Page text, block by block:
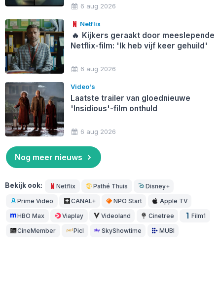
6 aug 2026
Netflix
🔥 Kijkers geraakt door meeslepende
Netflix-film: 'Ik heb vijf keer gehuild'
6 aug 2026
Video's
Laatste trailer van gloednieuwe
'Insidious'-film onthuld
6 aug 2026
Nog meer nieuws
Bekijk ook: Netflix Pathé Thuis Disney+
Prime Video CANAL+ NPO Start Apple TV
HBO Max Viaplay Videoland Cinetree Film1
CineMember Picl SkyShowtime MUBI